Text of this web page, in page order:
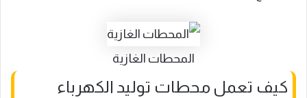
المحطات الغازية
كيف تعمل محطات توليد الكهرباء